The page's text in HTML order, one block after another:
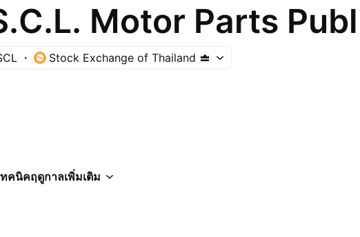
Motor Parts
Stock Exchange of Thailand
ทคนิคฤดูกาลเพิ่มเติม